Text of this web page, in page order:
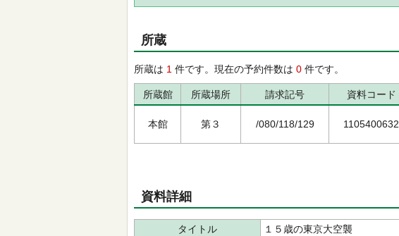
所蔵
所蔵は 1 件です。現在の予約件数は 0 件です。
所蔵館 所蔵場所 請求記号 資料コード
本館 第３ /080/118/129 1105400632
資料詳細
タイトル １５歳の東京大空襲